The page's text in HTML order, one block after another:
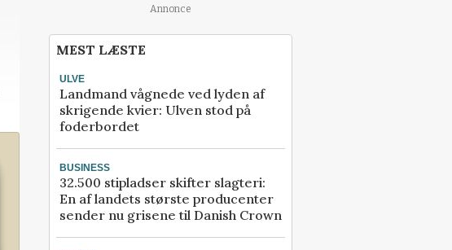
Annonce
MEST LÆSTE
ULVE
Landmand vågnede ved lyden af
skrigende kvier: Ulven stod på
foderbordet
BUSINESS
32.500 stipladser skifter slagteri:
En af landets største producenter
sender nu grisene til Danish Crown